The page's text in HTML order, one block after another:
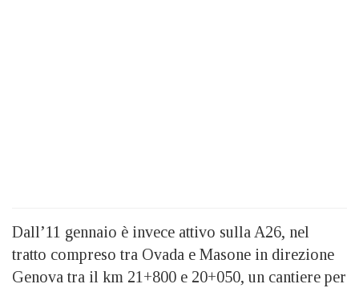
Dall’11 gennaio è invece attivo sulla A26, nel
tratto compreso tra Ovada e Masone in direzione
Genova tra il km 21+800 e 20+050, un cantiere per